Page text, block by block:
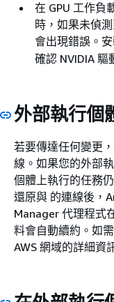
在 GPU 工作負
時，如果未偵
會出現錯誤。
確認 NVIDIA 驅
外部執行個
若要傳達任何變更
線。如果您的外部
個體上執行的任務
還原與 的連線後，
Manager 代理程式
料會自動續約。如
AWS 網域的詳細資